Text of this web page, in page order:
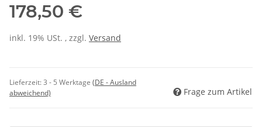
178,50 €
inkl. 19% USt. , zzgl. Versand
Lieferzeit:3 - 5 Werktage (DE - Ausland
abweichend)
Frage zum Artikel